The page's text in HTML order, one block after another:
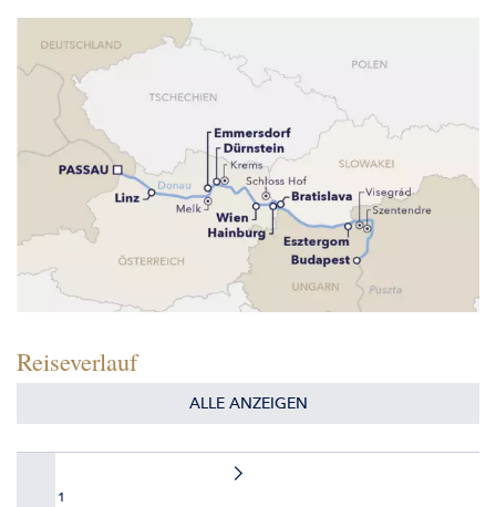
Reiseverlauf
ALLE ANZEIGEN
TAG 1